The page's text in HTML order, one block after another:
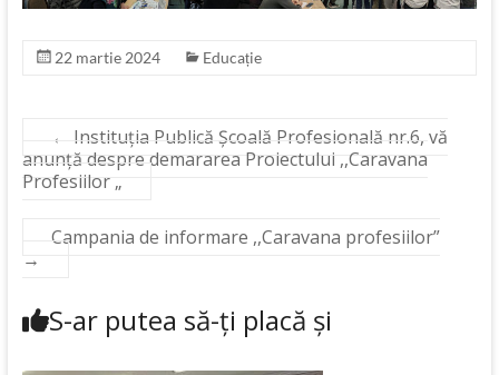
22 martie 2024 Educație
←
Instituția Publică Școală Profesională nr.6, vă
anunță despre demararea Proiectului ,,Caravana
Profesiilor „
Campania de informare ,,Caravana profesiilor”
→
S-ar putea să-ți placă și